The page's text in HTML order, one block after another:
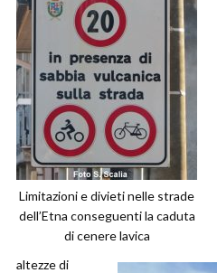
Limitazioni e divieti nelle strade
dell’Etna conseguenti la caduta
di cenere lavica
altezze di